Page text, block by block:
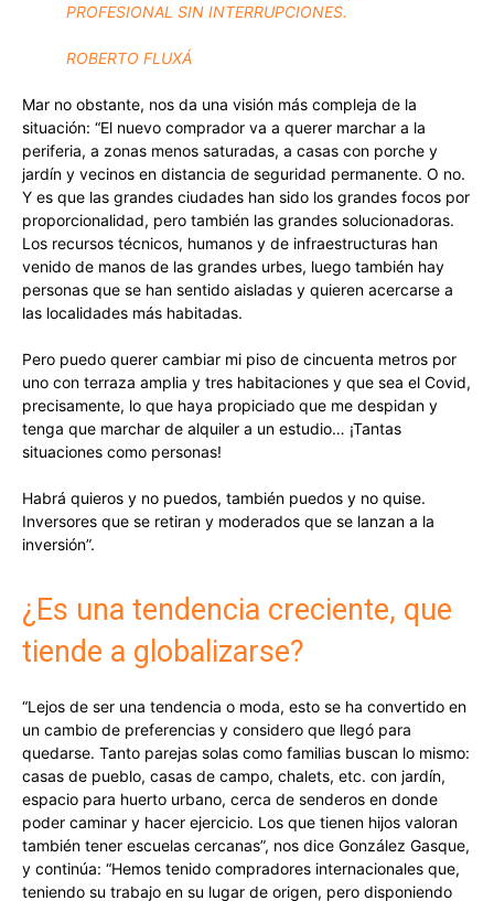
PROFESIONAL SIN INTERRUPCIONES.
ROBERTO FLUXÁ
Mar no obstante, nos da una visión más compleja de la
situación: “El nuevo comprador va a querer marchar a la
periferia, a zonas menos saturadas, a casas con porche y
jardín y vecinos en distancia de seguridad permanente. O no.
Y es que las grandes ciudades han sido los grandes focos por
proporcionalidad, pero también las grandes solucionadoras.
Los recursos técnicos, humanos y de infraestructuras han
venido de manos de las grandes urbes, luego también hay
personas que se han sentido aisladas y quieren acercarse a
las localidades más habitadas.
Pero puedo querer cambiar mi piso de cincuenta metros por
uno con terraza amplia y tres habitaciones y que sea el Covid,
precisamente, lo que haya propiciado que me despidan y
tenga que marchar de alquiler a un estudio… ¡Tantas
situaciones como personas!
Habrá quieros y no puedos, también puedos y no quise.
Inversores que se retiran y moderados que se lanzan a la
inversión”.
¿Es una tendencia creciente, que
tiende a globalizarse?
“Lejos de ser una tendencia o moda, esto se ha convertido en
un cambio de preferencias y considero que llegó para
quedarse. Tanto parejas solas como familias buscan lo mismo:
casas de pueblo, casas de campo, chalets, etc. con jardín,
espacio para huerto urbano, cerca de senderos en donde
poder caminar y hacer ejercicio. Los que tienen hijos valoran
también tener escuelas cercanas”, nos dice González Gasque,
y continúa: “Hemos tenido compradores internacionales que,
teniendo su trabajo en su lugar de origen, pero disponiendo